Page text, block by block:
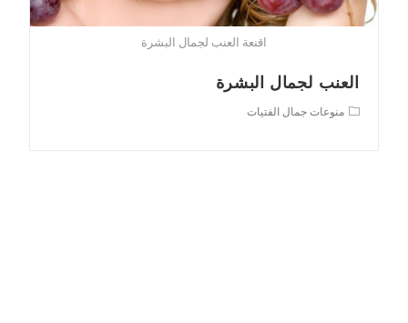
اقنعة العنب لجمال البشرة
العنب لجمال البشرة
Postمنوعات جمال الفتيات